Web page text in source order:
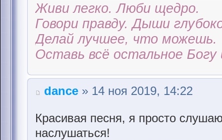
Живи легко. Люби щедро.
Говори правду. Дыши
Делай лучшее, что можешь.
Оставь всё остальное Богу
dance » 14 ноя 2019, 14:22
Красивая песня, я просто
наслушаться!